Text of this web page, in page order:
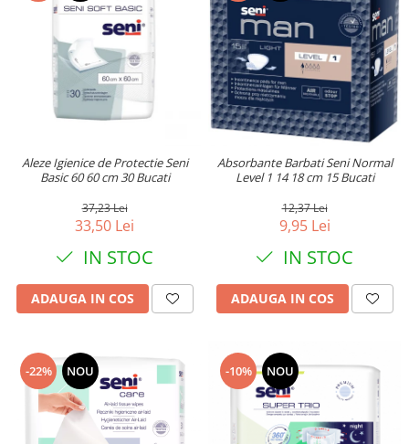
Aleze Igienice de Protectie Seni
Basic 60 60 cm 30 Bucati
37,23 Lei
33,50 Lei
IN STOC
ADAUGA IN COS
Absorbante Barbati Seni Normal
Level 1 14 18 cm 15 Bucati
12,37 Lei
9,95 Lei
IN STOC
ADAUGA IN COS
-22% NOU -10% NOU